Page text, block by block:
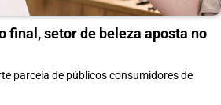
final, setor de beleza aposta no
parcela de públicos consumidores de